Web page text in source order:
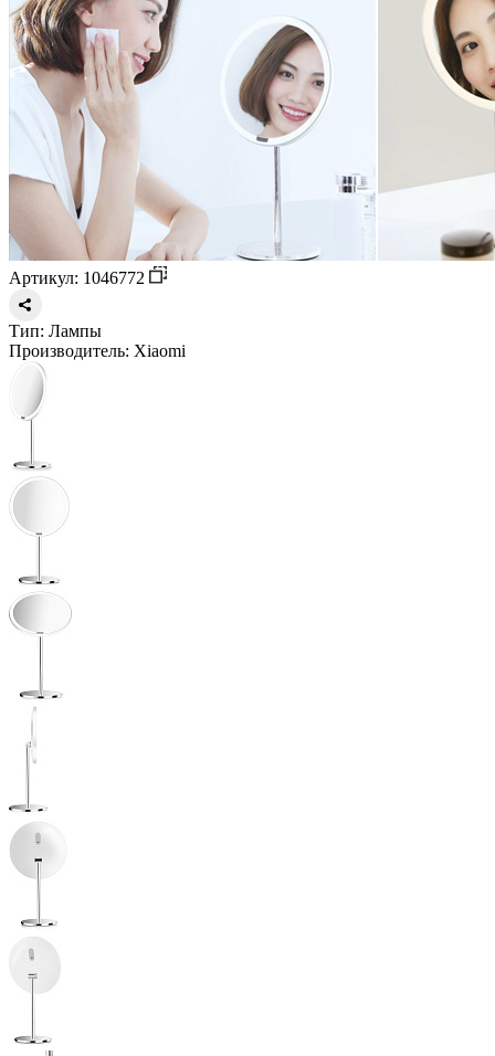
Артикул: 1046772
Тип: Лампы
Производитель: Xiaomi